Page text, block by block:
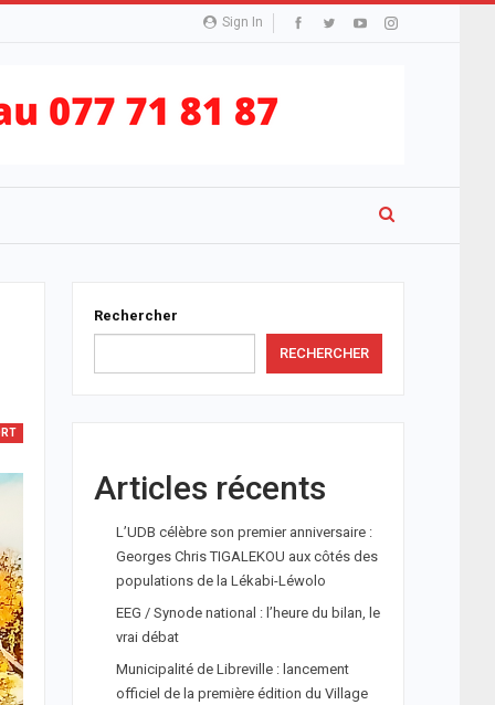
Sign In
Rechercher
RECHERCHER
Articles récents
L’UDB célèbre son premier anniversaire :
Georges Chris TIGALEKOU aux côtés des
populations de la Lékabi-Léwolo
EEG / Synode national : l’heure du bilan, le
vrai débat
Municipalité de Libreville : lancement
officiel de la première édition du Village